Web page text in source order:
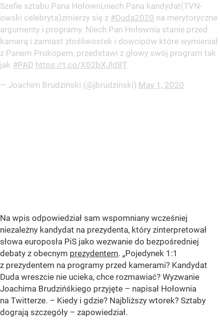
Szefie sztabu Pana Hołowni,niech Pana kandydat(TVN-
owski celebryta)zmierzy się z #Duda2020 na merytoryczne
argumenty i programy. Niech Pan Hołownia stanie przed
kamerą i zamiast złośliwostek i dowcipów które wymieniał
z Panem Prokopem, przedstawi z głowy swój program tak
jak #PAD https://t.co/X02bXJld8T
— Joachim Brudziński (@jbrudzinski) May 1, 2020
Na wpis odpowiedział sam wspomniany wcześniej
niezależny kandydat na prezydenta, który zinterpretował
słowa europosła PiS jako wezwanie do bezpośredniej
debaty z obecnym prezydentem. „Pojedynek 1:1
z prezydentem na programy przed kamerami? Kandydat
Duda wreszcie nie ucieka, chce rozmawiać? Wyzwanie
Joachima Brudzińśkiego przyjęte – napisał Hołownia
na Twitterze. – Kiedy i gdzie? Najbliższy wtorek? Sztaby
dograją szczegóły – zapowiedział.